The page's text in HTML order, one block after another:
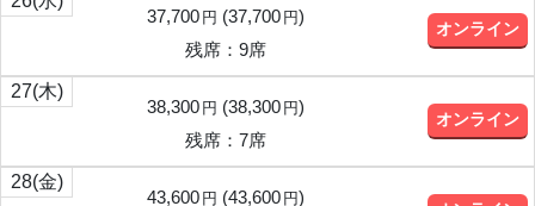
37,700 円 (37,700 円)
残席：9席
オンライン
27(木)
38,300 円 (38,300 円)
残席：7席
オンライン
28(金)
43,600 円 (43,600 円)